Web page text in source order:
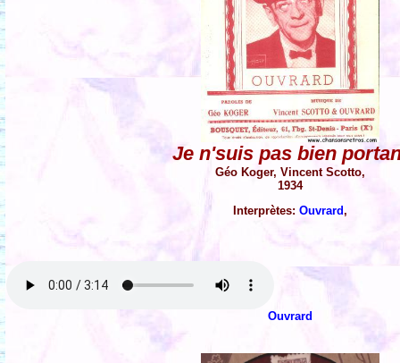
Je n'suis pas bien
Géo Koger, Vincent Scotto,
1934
Interprètes: Ouvrard,
Ouvrard